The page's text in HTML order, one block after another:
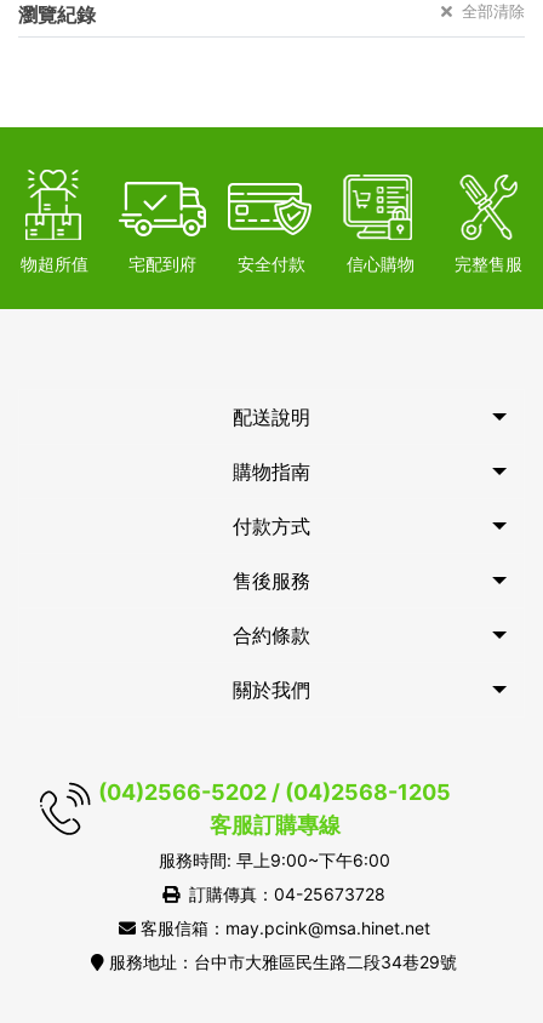
瀏覽紀錄 全部清除
物超所值 宅配到府 安全付款 信心購物 完整售服
配送說明
購物指南
付款方式
售後服務
合約條款
關於我們
(04)2566-5202 / (04)2568-1205
客服訂購專線
服務時間: 早上9:00~下午6:00
訂購傳真：04-25673728
客服信箱：may.pcink@msa.hinet.net
服務地址：台中市大雅區民生路二段34巷29號